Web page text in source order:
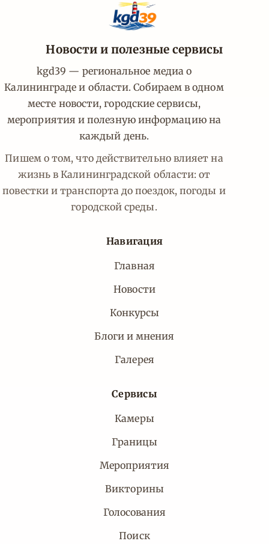
Новости и полезные сервисы
kgd39 — региональное медиа о
Калининграде и области. Собираем в одном
месте новости, городские сервисы,
мероприятия и полезную информацию на
каждый день.
Пишем о том, что действительно влияет на
жизнь в Калининградской области: от
повестки и транспорта до поездок, погоды и
городской среды.
Навигация
Главная
Новости
Конкурсы
Блоги и мнения
Галерея
Сервисы
Камеры
Границы
Мероприятия
Викторины
Голосования
Поиск